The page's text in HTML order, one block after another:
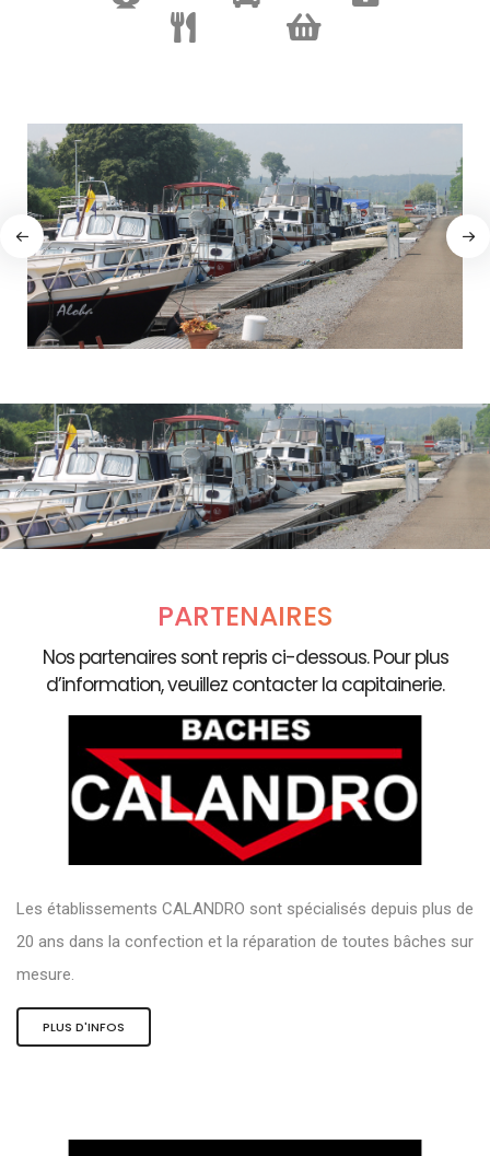
PARTENAIRES
Nos partenaires sont repris ci-dessous. Pour plus
d’information, veuillez contacter la capitainerie.
Les établissements CALANDRO sont spécialisés depuis plus de
20 ans dans la confection et la réparation de toutes bâches sur
mesure.
PLUS D'INFOS